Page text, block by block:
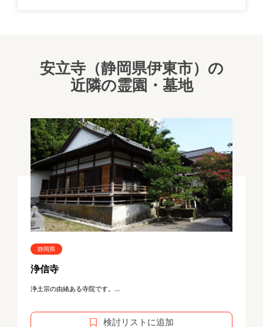
安立寺（静岡県伊東市）の
近隣の霊園・墓地
静岡県
浄信寺
浄土宗の由緒ある寺院です。...
検討リストに追加